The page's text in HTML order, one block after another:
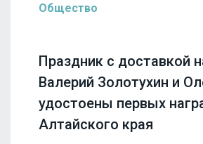
Общество
Праздник с доставкой
Валерий Золотухин и
удостоены первых
Алтайского края